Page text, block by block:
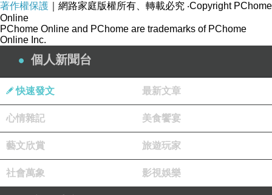
http://product.mobchannels.com/redirect.php?
k=c2c7ec16050be7c4360af30f3c47b728&uid1
=&uid2=&uid3=&uid4=&uid5=
淘寶雙11優惠優惠搶購去
雙11購物節天貓該怎麼購買?看這篇就對了
雙11由來怎麼買?購買經驗分享
著作權保護 ｜網路家庭版權所有、轉載必究 ‧Copyright PChome
Online
PChome Online and PChome are trademarks of PChome
Online Inc.
個人新聞台
快速發文 最新文章
心情雜記 美食饗宴
藝文欣賞 旅遊玩家
社會萬象 影視娛樂